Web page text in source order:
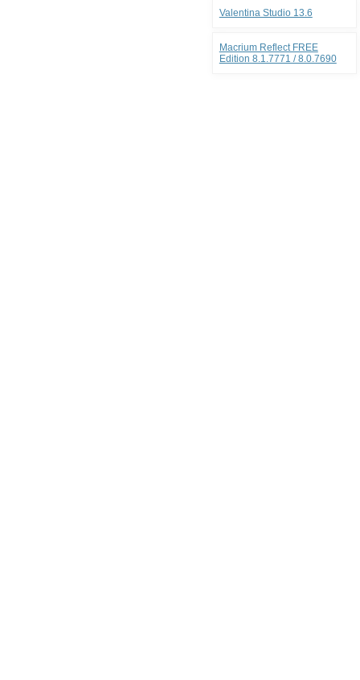
Valentina Studio 13.6
Macrium Reflect FREE
Edition 8.1.7771 / 8.0.7690